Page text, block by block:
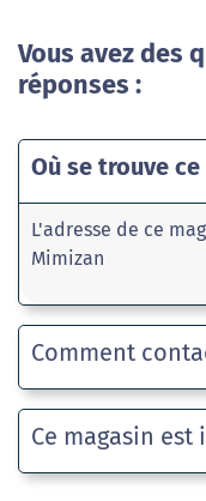
Vous avez des
réponses :
Où se trouve
L'adresse de ce
Mimizan
Comment
Ce magasin